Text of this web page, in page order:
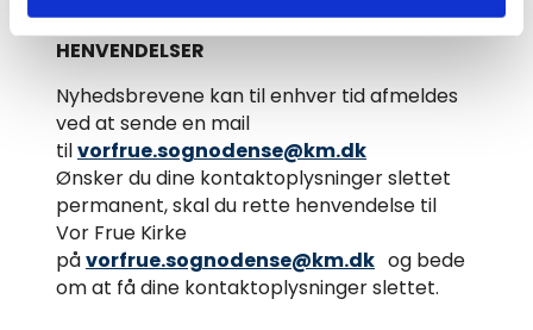
AFMELD NYHEDSBREVE OG ANDRE
HENVENDELSER
Nyhedsbrevene kan til enhver tid afmeldes
ved at sende en mail
tilvorfrue.sognodense@km.dk
Ønsker du dine kontaktoplysninger slettet
permanent, skal du rette henvendelse til
Vor Frue Kirke
påvorfrue.sognodense@km.dk og bede
om at få dine kontaktoplysninger slettet.